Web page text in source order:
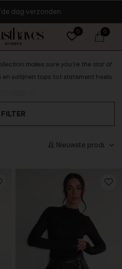
0 0
retourrecht
makes sure you’re the star of
en satijnen tops tot statement heels
stijlvol, perfect voor een night out.
you? Scroll now and let's shop!
FILTER